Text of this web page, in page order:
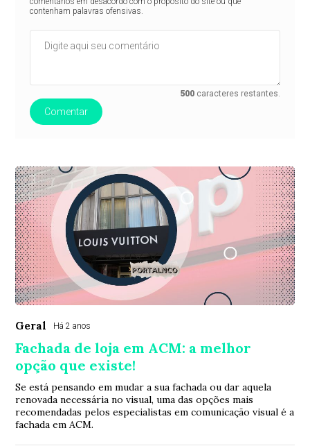
contenham palavras ofensivas.
500 caracteres restantes.
Comentar
Geral Há 2 anos
Fachada de loja em ACM: a melhor
opção que existe!
Se está pensando em mudar a sua fachada ou dar aquela
renovada necessária no visual, uma das opções mais
recomendadas pelos especialistas em comunicação visual é a
fachada em ACM.